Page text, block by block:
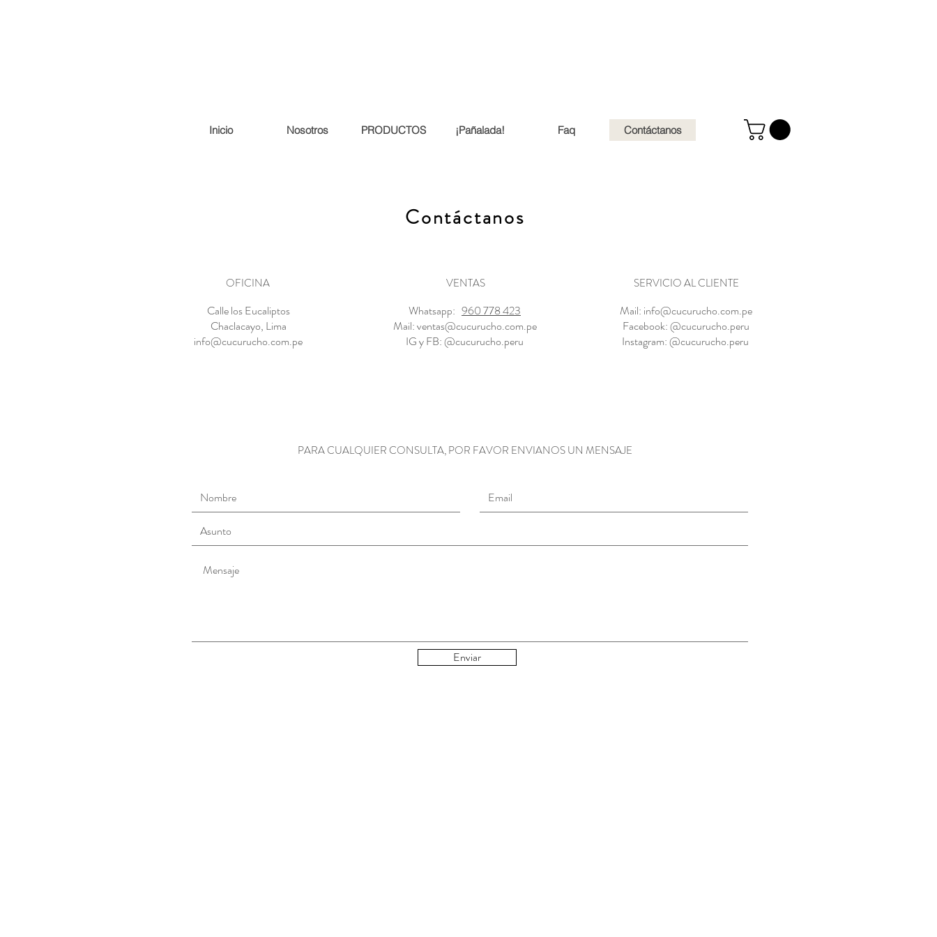
Inicio Nosotros PRODUCTOS ¡Pañalada! Faq Contáctanos
Contáctanos
OFICINA
Calle los Eucaliptos
Chaclacayo, Lima
info@cucurucho.com.pe
VENTAS
Whatsapp: 960 778 423
Mail:ventas@cucurucho.com.pe
IG y FB: @cucurucho.peru
SERVICIO AL CLIENTE
Mail: info@cucurucho.com.pe
Facebook: @cucurucho.peru
Instagram: @cucurucho.peru
PARA CUALQUIER CONSULTA, POR FAVOR ENVIANOS UN MENSAJE
Enviar